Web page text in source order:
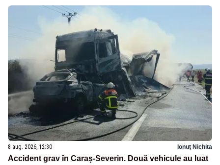
8 aug. 2026, 12:30 Ionuț Nichita
Accident grav în Caraș-Severin. Două vehicule au luat